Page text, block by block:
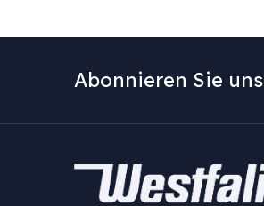
Abonnieren Sie